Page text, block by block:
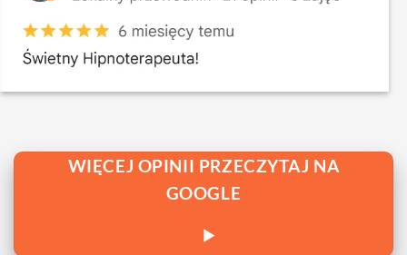
WIĘCEJ OPINII PRZECZYTAJ NA
GOOGLE